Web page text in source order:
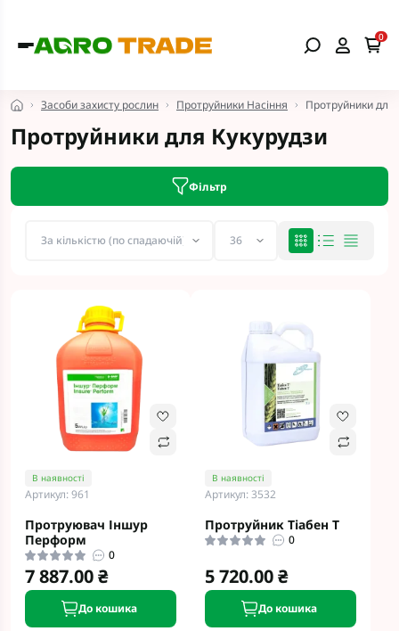
0
Засоби захисту рослин Протруйники Насіння Протруйники для
Протруйники для Кукурудзи
Фільтр
В наявності
Артикул: 961
Протруювач Іншур
Перформ
0
7 887.00 ₴
До кошика
В наявності
Артикул: 3532
Протруйник Тіабен Т
0
5 720.00 ₴
До кошика